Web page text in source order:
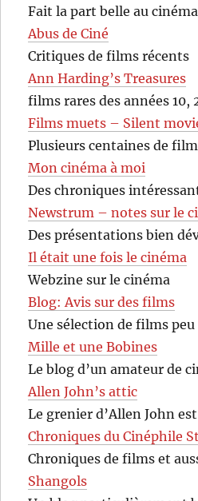
Fait la part belle au
Abus de Ciné
Critiques de films récents
Ann Harding’s Treasures
films rares des années 10,
Films muets – Silent
Plusieurs centaines de
Mon cinéma à moi
Des chroniques
Newstrum – notes sur le
Des présentations bien
Il était une fois le cinéma
Webzine sur le cinéma
Blog: Avis sur des films
Une sélection de films
Mille et une Bobines
Le blog d’un amateur de
Allen John’s attic
Le grenier d’Allen John
Chroniques du Cinéphile
Chroniques de films et
Shangols